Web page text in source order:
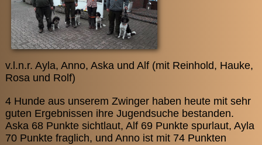
v.l.n.r. Ayla, Anno, Aska und Alf (mit Reinhold, Hauke,
Rosa und Rolf)
4 Hunde aus unserem Zwinger haben heute mit sehr
guten Ergebnissen ihre Jugendsuche bestanden.
Aska 68 Punkte sichtlaut, Alf 69 Punkte spurlaut, Ayla
70 Punkte fraglich, und Anno ist mit 74 Punkten